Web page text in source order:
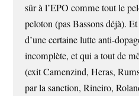
sûr à l’EPO comme tout le
peloton (pas Bassons déjà).
d’une certaine lutte anti-
incomplète, et qui a tout de
(exit Camenzind, Heras,
par la sanction, Rineiro,